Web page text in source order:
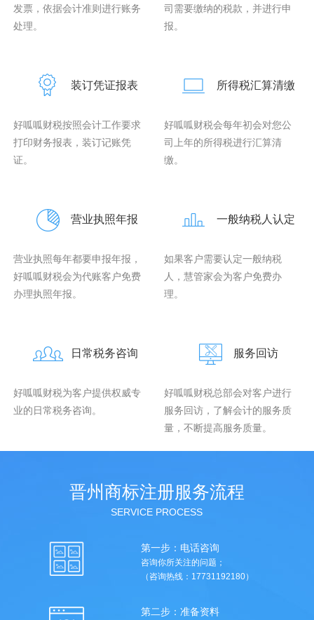
发票，依据会计准则进行账务
处理。
司需要缴纳的税款，并进行申
报。
装订凭证报表
好呱呱财税按照会计工作要求
打印财务报表，装订记账凭
证。
所得税汇算清缴
好呱呱财税会每年初会对您公
司上年的所得税进行汇算清
缴。
营业执照年报
营业执照每年都要申报年报，
好呱呱财税会为代账客户免费
办理执照年报。
一般纳税人认定
如果客户需要认定一般纳税
人，慧管家会为客户免费办
理。
日常税务咨询
好呱呱财税为客户提供权威专
业的日常税务咨询。
服务回访
好呱呱财税总部会对客户进行
服务回访，了解会计的服务质
量，不断提高服务质量。
晋州商标注册服务流程
SERVICE PROCESS
第一步：电话咨询
咨询你所关注的问题；
（咨询热线：17731192180）
第二步：准备资料